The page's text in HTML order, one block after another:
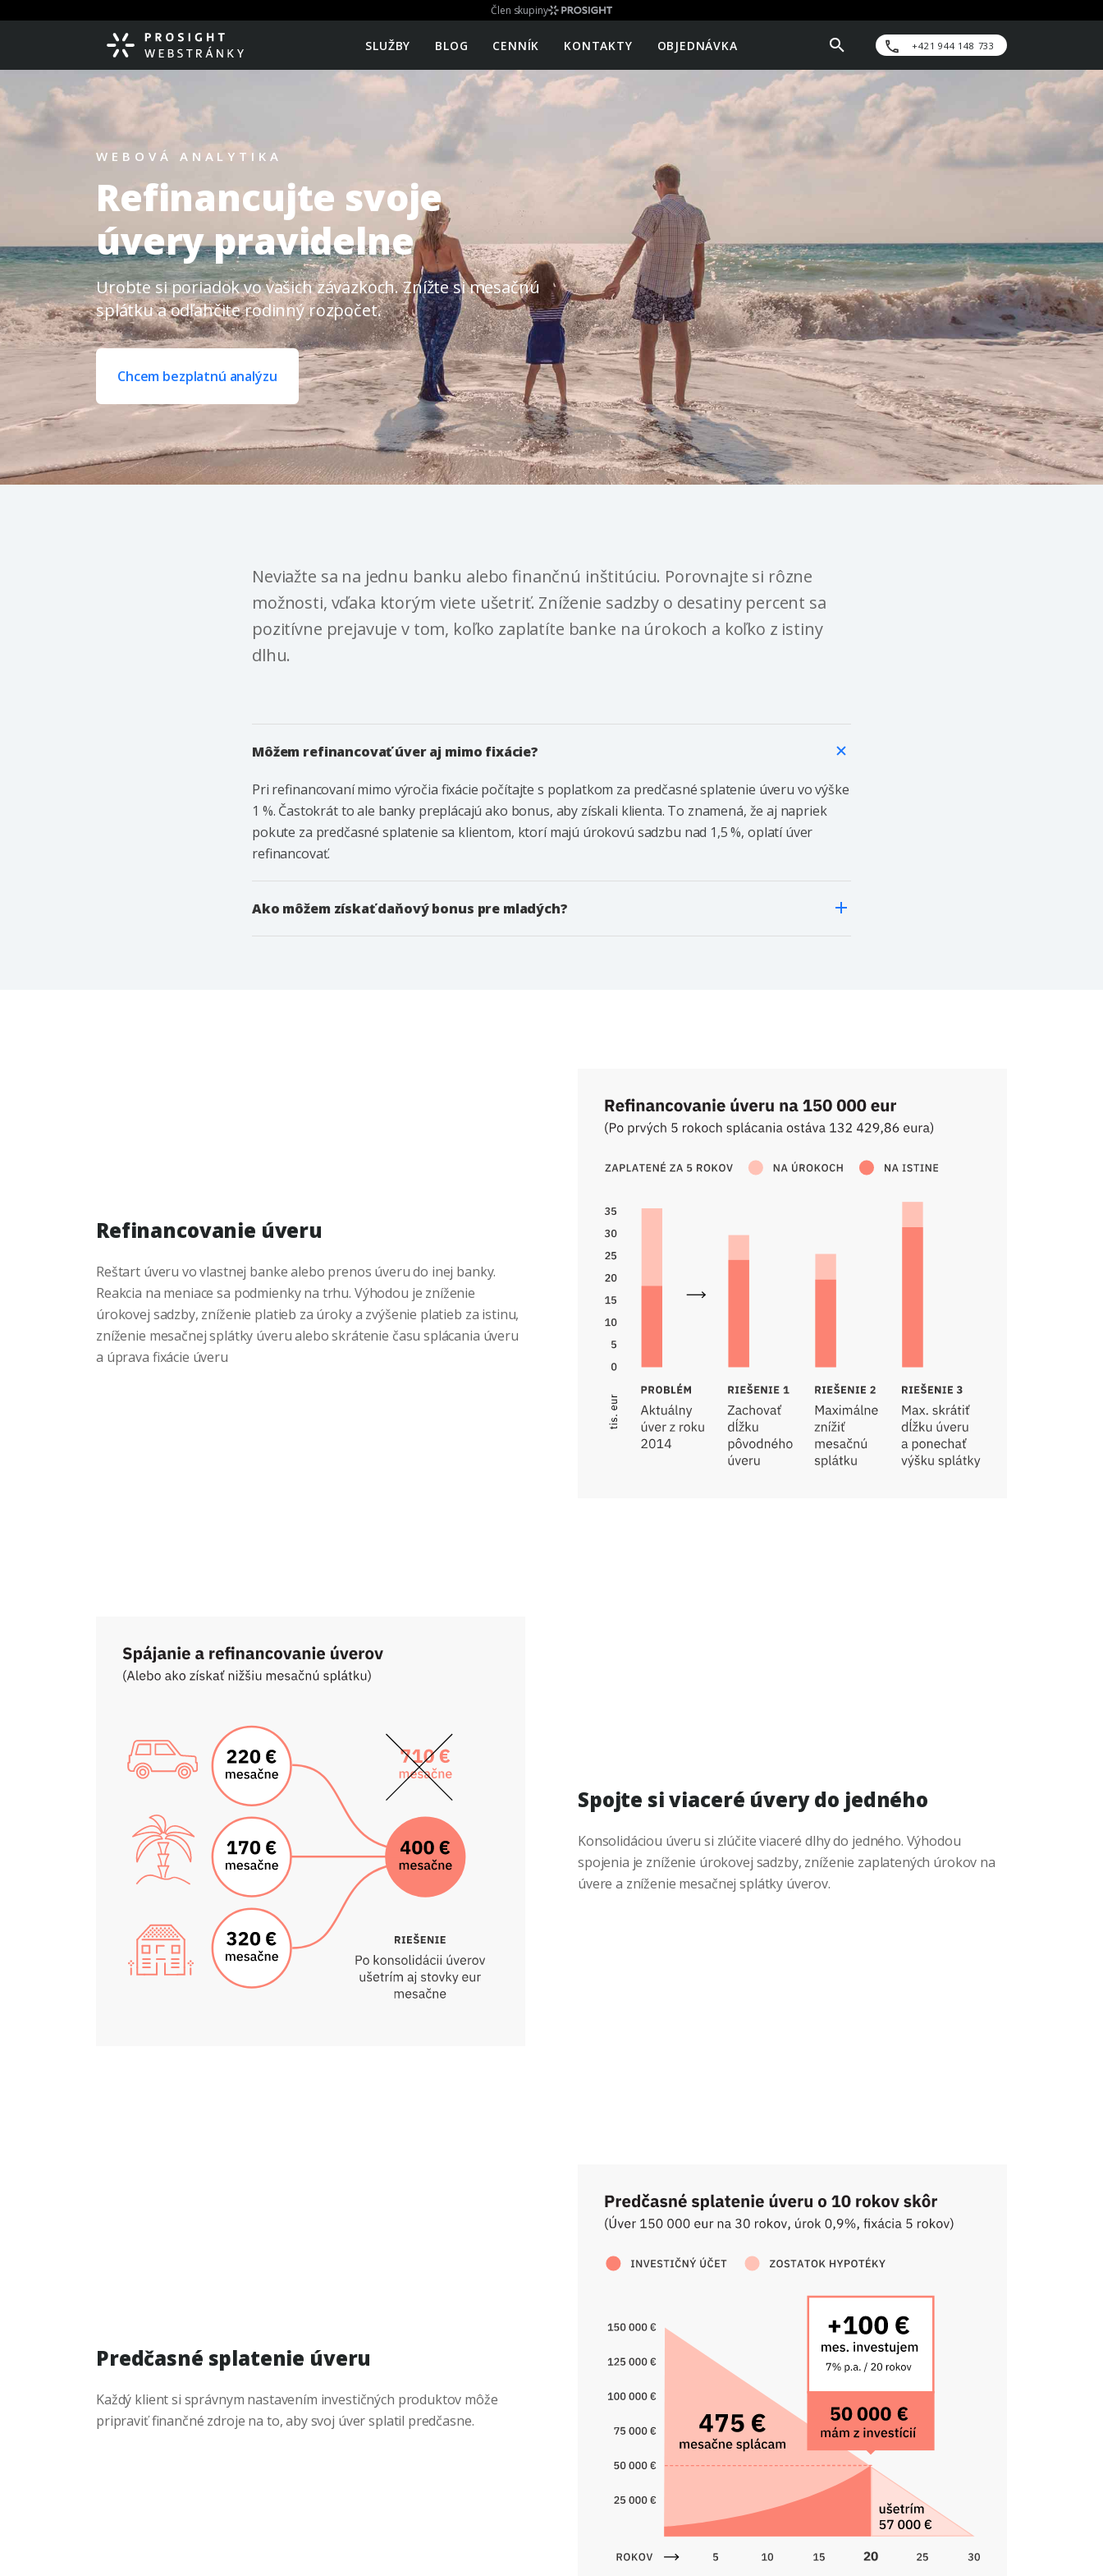
Člen skupiny
SLUŽBY BLOG CENNÍK KONTAKTY OBJEDNÁVKA +421 944 148 733
WEBOVÁ ANALYTIKA
Refinancujte svoje
úvery pravidelne
Urobte si poriadok vo vašich záväzkoch. Znížte si mesačnú
splátku a odľahčite rodinný rozpočet.
Chcem bezplatnú analýzu
Neviažte sa na jednu banku alebo finančnú inštitúciu. Porovnajte si rôzne
možnosti, vďaka ktorým viete ušetriť. Zníženie sadzby o desatiny percent sa
pozitívne prejavuje v tom, koľko zaplatíte banke na úrokoch a koľko z istiny
dlhu.
Môžem refinancovať úver aj mimo fixácie?
Pri refinancovaní mimo výročia fixácie počítajte s poplatkom za predčasné splatenie úveru vo výške
1 %. Častokrát to ale banky preplácajú ako bonus, aby získali klienta. To znamená, že aj napriek
pokute za predčasné splatenie sa klientom, ktorí majú úrokovú sadzbu nad 1,5 %, oplatí úver
refinancovať.
Ako môžem získať daňový bonus pre mladých?
Refinancovanie úveru
Reštart úveru vo vlastnej banke alebo prenos úveru do inej banky.
Reakcia na meniace sa podmienky na trhu. Výhodou je zníženie
úrokovej sadzby, zníženie platieb za úroky a zvýšenie platieb za istinu,
zníženie mesačnej splátky úveru alebo skrátenie času splácania úveru
a úprava fixácie úveru
Spojte si viaceré úvery do jedného
Konsolidáciou úveru si zlúčite viaceré dlhy do jedného. Výhodou
spojenia je zníženie úrokovej sadzby, zníženie zaplatených úrokov na
úvere a zníženie mesačnej splátky úverov.
Predčasné splatenie úveru
Každý klient si správnym nastavením investičných produktov môže
pripraviť finančné zdroje na to, aby svoj úver splatil predčasne.